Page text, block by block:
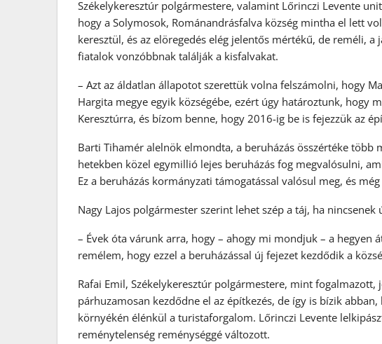
Székelykeresztúr polgármestere, valamint Lőrinczi Levente
hogy a Solymosok, Románandrásfalva község mintha el lett
keresztül, és az elöregedés elég jelentős mértékű, de reméli,
fiatalok vonzóbbnak találják a kisfalvakat.
– Azt az áldatlan állapotot szerettük volna felszámolni, hogy
Hargita megye egyik községébe, ezért úgy határoztunk, hogy
Keresztúrra, és bízom benne, hogy 2016-ig be is fejezzük az
Barti Tihamér alelnök elmondta, a beruházás összértéke
hetekben közel egymillió lejes beruházás fog megvalósulni,
Ez a beruházás kormányzati támogatással valósul meg, és
Nagy Lajos polgármester szerint lehet szép a táj, ha nincsenek
– Évek óta várunk arra, hogy – ahogy mi mondjuk – a hegyen
remélem, hogy ezzel a beruházással új fejezet kezdődik a
Rafai Emil, Székelykeresztúr polgármestere, mint
párhuzamosan kezdődne el az építkezés, de így is bízik
környékén élénkül a turistaforgalom. Lőrinczi Levente
reménytelenség reménységgé változott.